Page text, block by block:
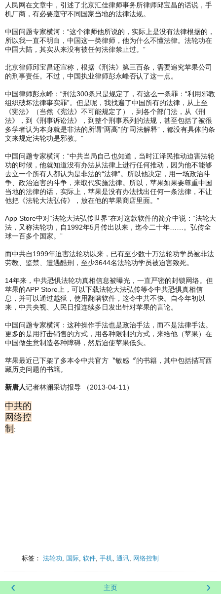
人民网在文章中，引述了北京汇佳律师事务所律师邱宝昌的话说，手
机厂商，有必要遵守不同国家当地的法律法规。
中国问题专家横河：“这个律师他所说的，实际上是没有法律根据的，
所以我一直不明白，中国这一类律师，他为什么不懂法律。法轮功在
中国大陆，其实从来没有被任何法律禁止过。”
北京律师邱宝昌还宣称，根据《刑法》第三百条，需要追究苹果公司
的刑事责任。不过，中国执业律师彭永峰否认了这一点。
中国律师彭永峰：“刑法300条只是规定了，有这么一条罪：“利用邪教
组织破坏法律事实罪”。但是呢，我找遍了中国所有的法律，从上至
《宪法》（当然《宪法》不可能规定了），到各个部门法，从《刑
法》，到《刑事诉讼法》，到整个刑事系列的法规，甚至包括了被很
多学者认为本身就是非法的所谓“两高”的“司法解释”，都没有具体的条
文来规定法轮功是邪教。”
中国问题专家横河：“中共当局自己也知道，当时江泽民推动迫害法轮
功的时候，他就知道没有办法从法律上进行任何推动，因为他不能够
去立一个所有人都认为是非法的“法律”。所以他决定，用一场政治斗
争、政治迫害的斗争，来取代实施法律。所以，苹果如果要尊重中国
当地的法律的话，实际上，苹果是没有办法找出任何一条法律，不让
他把《法轮大法弘传》，放在他的苹果商店里面。”
App Store中对“法轮大法弘传世界”在对这款软件的简介中说：“法轮大
法，又称法轮功，自1992年5月传出以来，迄今二十年……。弘传全
球一百多个国家。”
而中共自1999年迫害法轮功以来，已有至少数十万法轮功学员被非法
劳教、监禁、遭遇酷刑，至少3644名法轮功学员被迫害致死。
14年来，中共恐惧法轮功真相信息被曝光，一直严密的封锁网络。但
苹果的APP Store上，可以下载法轮大法弘传等令中共恐惧真相信
息，并可以通过越狱，使用翻墙软件，这令中共不快。自今年初以
来，中共央视、人民日报连续多日发出针对苹果的言论。
中国问题专家横河：这种操作手法也是政治手法，而不是法律手法。
更多的是用打击销售的方式，用各种限制的方式，来给他（苹果）在
中国做生意制造各种障碍，然后迫使苹果低头。
苹果最近已下架了多本令中共官方〝敏感〞的书籍，其中包括描写西
藏历史问题的书籍。
新唐人记者林澜采访报导 （2013-04-11）
中共的
网络控
制 :
标签： 法轮功 国际 软件 手机 通讯 网络控制
‹ ›
主页